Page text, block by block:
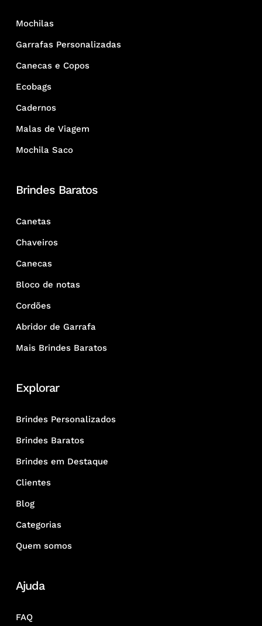
Mochilas
Garrafas Personalizadas
Canecas e Copos
Ecobags
Cadernos
Malas de Viagem
Mochila Saco
Brindes Baratos
Canetas
Chaveiros
Canecas
Bloco de notas
Cordões
Abridor de Garrafa
Mais Brindes Baratos
Explorar
Brindes Personalizados
Brindes Baratos
Brindes em Destaque
Clientes
Blog
Categorias
Quem somos
Ajuda
FAQ